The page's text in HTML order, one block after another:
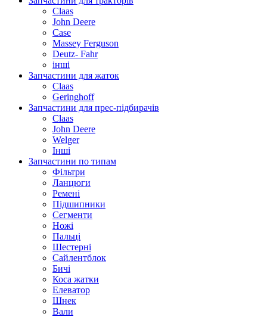
Claas
John Deere
Case
Massey Ferguson
Deutz- Fahr
інші
Запчастини для жаток
Claas
Geringhoff
Запчастини для прес-підбирачів
Claas
John Deere
Welger
Інші
Запчастини по типам
Фільтри
Ланцюги
Ремені
Підшипники
Сегменти
Ножі
Пальці
Шестерні
Сайлентблок
Бичі
Коса жатки
Елеватор
Шнек
Вали